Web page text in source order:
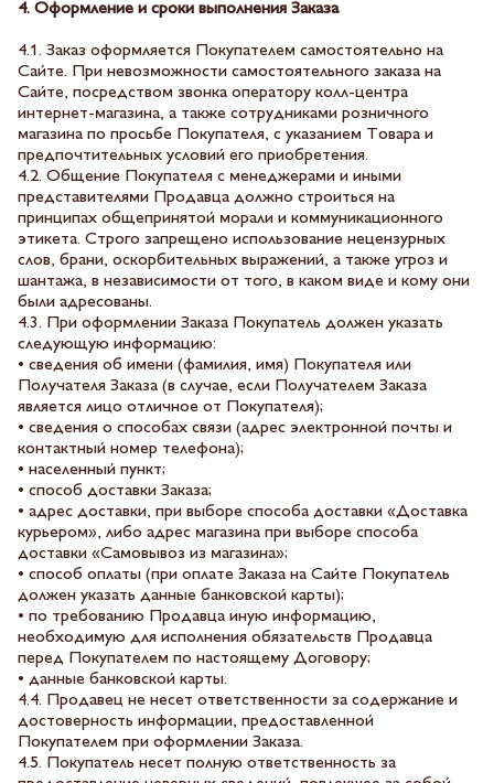
4. Оформление и сроки выполнения Заказа
4.1. Заказ оформляется Покупателем самостоятельно на
Сайте. При невозможности самостоятельного заказа на
Сайте, посредством звонка оператору колл-центра
интернет-магазина, а также сотрудниками розничного
магазина по просьбе Покупателя, с указанием Товара и
предпочтительных условий его приобретения.
4.2. Общение Покупателя с менеджерами и иными
представителями Продавца должно строиться на
принципах общепринятой морали и коммуникационного
этикета. Строго запрещено использование нецензурных
слов, брани, оскорбительных выражений, а также угроз и
шантажа, в независимости от того, в каком виде и кому они
были адресованы.
4.3. При оформлении Заказа Покупатель должен указать
следующую информацию:
• сведения об имени (фамилия, имя) Покупателя или
Получателя Заказа (в случае, если Получателем Заказа
является лицо отличное от Покупателя);
• сведения о способах связи (адрес электронной почты и
контактный номер телефона);
• населенный пункт;
• способ доставки Заказа;
• адрес доставки, при выборе способа доставки «Доставка
курьером», либо адрес магазина при выборе способа
доставки «Самовывоз из магазина»;
• способ оплаты (при оплате Заказа на Сайте Покупатель
должен указать данные банковской карты);
• по требованию Продавца иную информацию,
необходимую для исполнения обязательств Продавца
перед Покупателем по настоящему Договору;
• данные банковской карты.
4.4. Продавец не несет ответственности за содержание и
достоверность информации, предоставленной
Покупателем при оформлении Заказа.
4.5. Покупатель несет полную ответственность за